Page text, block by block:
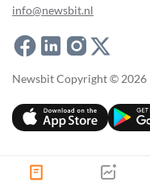
info@newsbit.nl
Newsbit Copyright © 2026